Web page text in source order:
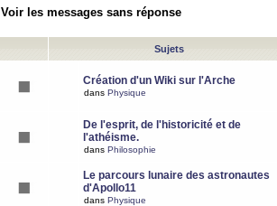
Voir les messages sans réponse
Sujets
Création d'un Wiki sur l'Arche
dans Physique
De l'esprit, de l'historicité et de
l'athéisme.
dans Philosophie
Le parcours lunaire des astronautes
d'Apollo11
dans Physique